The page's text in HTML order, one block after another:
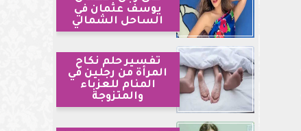
يوسف عثمان في
الساحل الشمالي
تفسير حلم نكاح
المرأة من رجلين في
المنام للعزباء
والمتزوجة